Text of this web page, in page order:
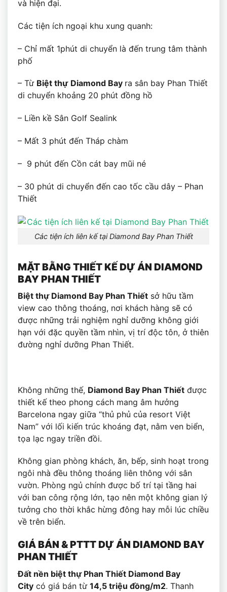
và hiện đại.
Các tiện ích ngoại khu xung quanh:
– Chỉ mất 1phút di chuyển là đến trung tâm thành
phố
– Từ Biệt thự Diamond Bay ra sân bay Phan Thiết
di chuyển khoảng 20 phút đồng hồ
– Liền kề Sân Golf Sealink
– Mất 3 phút đến Tháp chàm
– 9 phút đến Cồn cát bay mũi né
– 30 phút di chuyển đến cao tốc cầu dây – Phan
Thiết
Các tiện ích liên kế tại Diamond Bay Phan Thiết
MẶT BẰNG THIẾT KẾ DỰ ÁN DIAMOND
BAY PHAN THIẾT
Biệt thự Diamond Bay Phan Thiết sở hữu tầm
view cao thông thoáng, nơi khách hàng sẽ có
được những trải nghiệm nghỉ dưỡng không giới
hạn với đặc quyền tầm nhìn, vị trí độc tôn, ở thiên
đường nghỉ dưỡng Phan Thiết.
Không những thế, Diamond Bay Phan Thiết được
thiết kế theo phong cách mang âm hưởng
Barcelona ngay giữa “thủ phủ của resort Việt
Nam” với lối kiến trúc khoáng đạt, nằm ven biển,
tọa lạc ngay triền đồi.
Không gian phòng khách, ăn, bếp, sinh hoạt trong
ngôi nhà đều thông thoáng liên thông với sân
vườn. Phòng ngủ chính được bố trí tại tầng hai
với ban công rộng lớn, tạo nên một không gian lý
tưởng cho thời khắc hừng đông hay mỗi lúc chiều
về trên biển.
GIÁ BÁN & PTTT DỰ ÁN DIAMOND BAY
PHAN THIẾT
Đất nền biệt thự Phan Thiết Diamond Bay
City có giá bán từ 14,5 triệu đồng/m2. Thanh